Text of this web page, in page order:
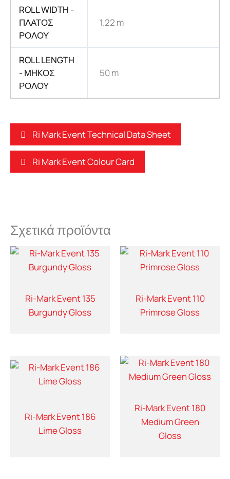
ROLL WIDTH -
ΠΛΑΤΟΣ
ΡΟΛΟΥ
1.22 m
ROLL LENGTH
- ΜHKΟΣ
ΡΟΛΟΥ
50 m
Ri Mark Event Technical Data Sheet
Ri Mark Event Colour Card
Σχετικά προϊόντα
Ri-Mark Event 135
Burgundy Gloss
Ri-Mark Event 110
Primrose Gloss
Ri-Mark Event 186
Lime Gloss
Ri-Mark Event 180
Medium Green
Gloss